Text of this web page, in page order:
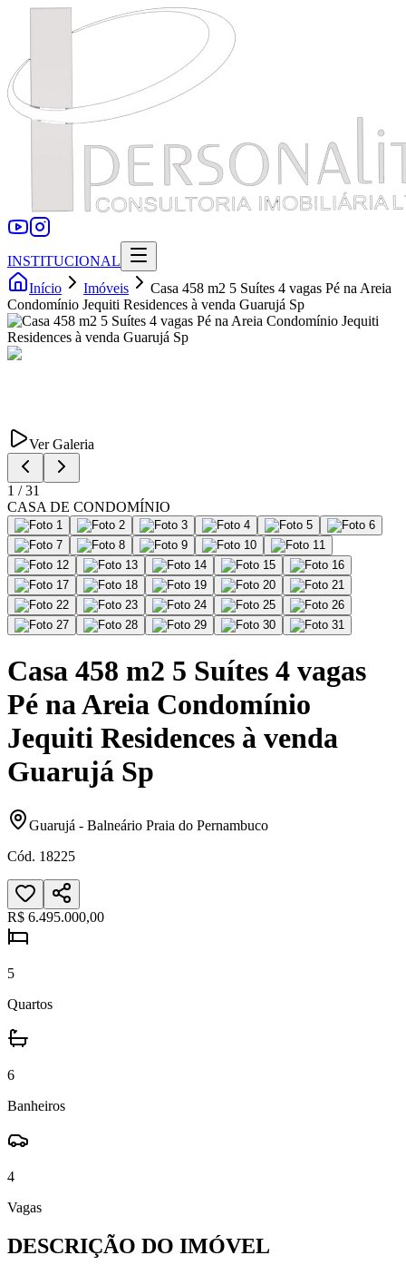
INSTITUCIONAL
Início
Imóveis
Casa 458 m2 5 Suítes 4 vagas Pé na Areia
Condomínio Jequiti Residences à venda Guarujá Sp
Ver Galeria
1 /31
CASA DE CONDOMÍNIO
Casa 458 m2 5 Suítes 4 vagas
Pé na Areia Condomínio
Jequiti Residences à venda
Guarujá Sp
Guarujá - Balneário Praia do Pernambuco
Cód. 18225
R$ 6.495.000,00
5
Quartos
6
Banheiros
4
Vagas
DESCRIÇÃO DO IMÓVEL